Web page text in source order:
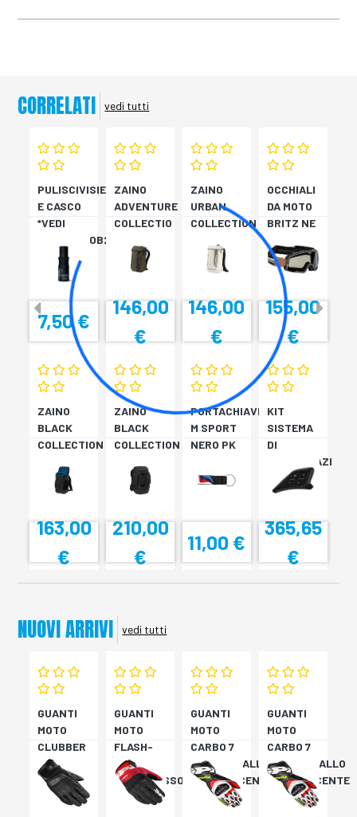
CORRELATI vedi tutti
PULISCIVISIERA
E CASCO
*VEDI
83105A6D0B2
7,50 €
ZAINO
ADVENTURE
COLLECTIO
146,00
€
ZAINO
URBAN
COLLECTION
146,00
€
OCCHIALI
DA MOTO
BRITZ NE
PK 10
155,00
€
ZAINO
BLACK
COLLECTION
163,00
€
ZAINO
BLACK
COLLECTION
210,00
€
PORTACHIAVI
M SPORT
NERO PK
11,00 €
KIT
SISTEMA
DI
COMUNICAZI
PK 10
365,65
€
NUOVI ARRIVI vedi tutti
GUANTI
MOTO
CLUBBER
GLOVE
NERO
GUANTI
MOTO
FLASH-
KP
NERO/ROSSO
GUANTI
MOTO
CARBO 7
ROSSO/GIALLO
FLUORESCENTE
GUANTI
MOTO
CARBO 7
ROSSO/GIALLO
FLUORESCENTE